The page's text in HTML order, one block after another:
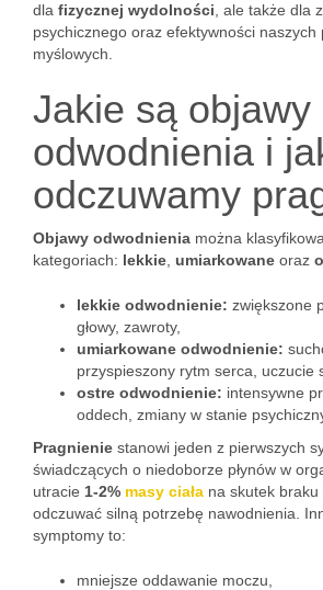
dla fizycznej wydolności , ale także dla
psychicznego oraz efektywności naszych
myślowych.
Jakie są objawy
odwodnienia i
odczuwamy
Objawy odwodnienia można
kategoriach: lekkie umiarkowane oraz
lekkie odwodnienie: zwiększone
głowy, zawroty,
umiarkowane odwodnienie:
przyspieszony rytm serca, uczucie
ostre odwodnienie: intensywne
oddech, zmiany w stanie
Pragnienie stanowi jeden z pierwszych
świadczących o niedoborze płynów w
utracie 1-2% masy ciała na skutek
odczuwać silną potrzebę nawodnienia.
symptomy to:
mniejsze oddawanie moczu,